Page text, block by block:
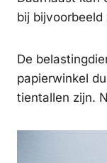
bij bijvoorbeeld
De
papierwinkel
tientallen zijn.